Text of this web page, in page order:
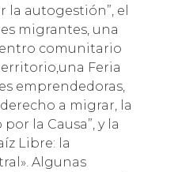
la autogestión”, el
migrantes, una
comunitario
Feria
emprendedoras,
a migrar, la
la Causa”, y la
Libre: la
Algunas